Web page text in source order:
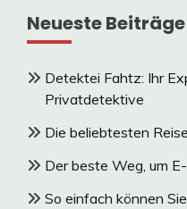
Neueste Beiträge
Detektei Fahtz: Ihr
Privatdetektive
Die beliebtesten
Der beste Weg, um
So einfach können